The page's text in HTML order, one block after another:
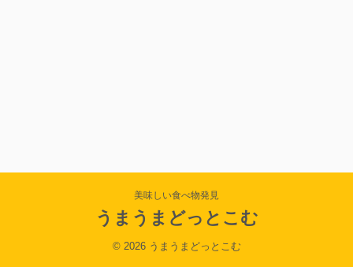
美味しい食べ物発見
うまうまどっとこむ
© 2026 うまうまどっとこむ